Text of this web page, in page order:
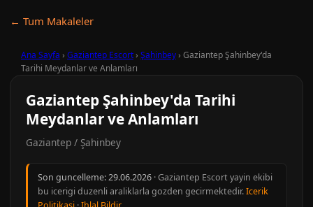
← Tum Makaleler
Ana Sayfa › Gaziantep Escort› Şahinbey› Gaziantep Şahinbey'da
Tarihi Meydanlar ve Anlamları
Gaziantep Şahinbey'da Tarihi
Meydanlar ve Anlamları
Gaziantep / Şahinbey
Son guncelleme:29.06.2026 · Gaziantep Escort yayin ekibi
bu icerigi duzenli araliklarla gozden gecirmektedir.Icerik